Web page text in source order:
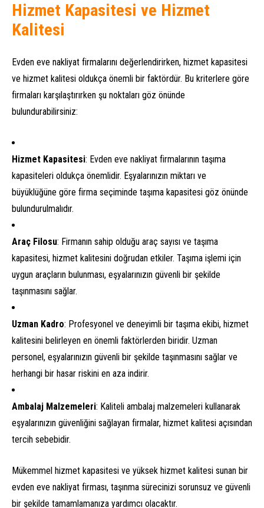
Hizmet Kapasitesi ve Hizmet
Kalitesi
Evden eve nakliyat firmalarını değerlendirirken, hizmet kapasitesi
ve hizmet kalitesi oldukça önemli bir faktördür. Bu kriterlere göre
firmaları karşılaştırırken şu noktaları göz önünde
bulundurabilirsiniz:
Hizmet Kapasitesi: Evden eve nakliyat firmalarının taşıma
kapasiteleri oldukça önemlidir. Eşyalarınızın miktarı ve
büyüklüğüne göre firma seçiminde taşıma kapasitesi göz önünde
bulundurulmalıdır.
Araç Filosu: Firmanın sahip olduğu araç sayısı ve taşıma
kapasitesi, hizmet kalitesini doğrudan etkiler. Taşıma işlemi için
uygun araçların bulunması, eşyalarınızın güvenli bir şekilde
taşınmasını sağlar.
Uzman Kadro: Profesyonel ve deneyimli bir taşıma ekibi, hizmet
kalitesini belirleyen en önemli faktörlerden biridir. Uzman
personel, eşyalarınızın güvenli bir şekilde taşınmasını sağlar ve
herhangi bir hasar riskini en aza indirir.
Ambalaj Malzemeleri: Kaliteli ambalaj malzemeleri kullanarak
eşyalarınızın güvenliğini sağlayan firmalar, hizmet kalitesi açısından
tercih sebebidir.
Mükemmel hizmet kapasitesi ve yüksek hizmet kalitesi sunan bir
evden eve nakliyat firması, taşınma sürecinizi sorunsuz ve güvenli
bir şekilde tamamlamanıza yardımcı olacaktır.